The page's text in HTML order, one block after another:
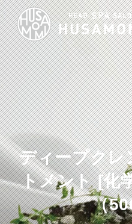
ディープクレ
トメント [化
（